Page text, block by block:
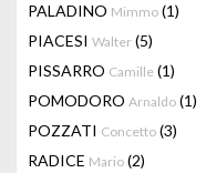
PALADINO Mimmo (1)
PIACESI Walter (5)
PISSARRO Camille (1)
POMODORO Arnaldo (1)
POZZATI Concetto (3)
RADICE Mario (2)